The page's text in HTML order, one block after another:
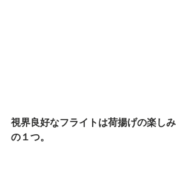
視界良好なフライトは荷揚げの楽しみ
の１つ。